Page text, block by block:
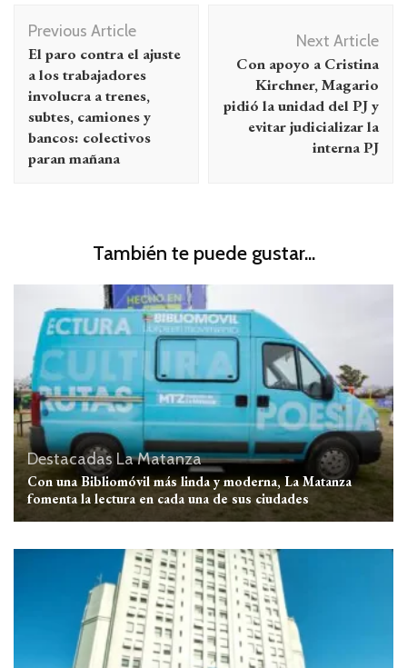
Navegación
de
entradas
Previous Article
El paro contra el ajuste
a los trabajadores
involucra a trenes,
subtes, camiones y
bancos: colectivos
paran mañana
Next Article
Con apoyo a Cristina
Kirchner, Magario
pidió la unidad del PJ y
evitar judicializar la
interna PJ
También te puede gustar...
Destacadas La Matanza
Con una Bibliomóvil más linda y moderna, La Matanza
fomenta la lectura en cada una de sus ciudades